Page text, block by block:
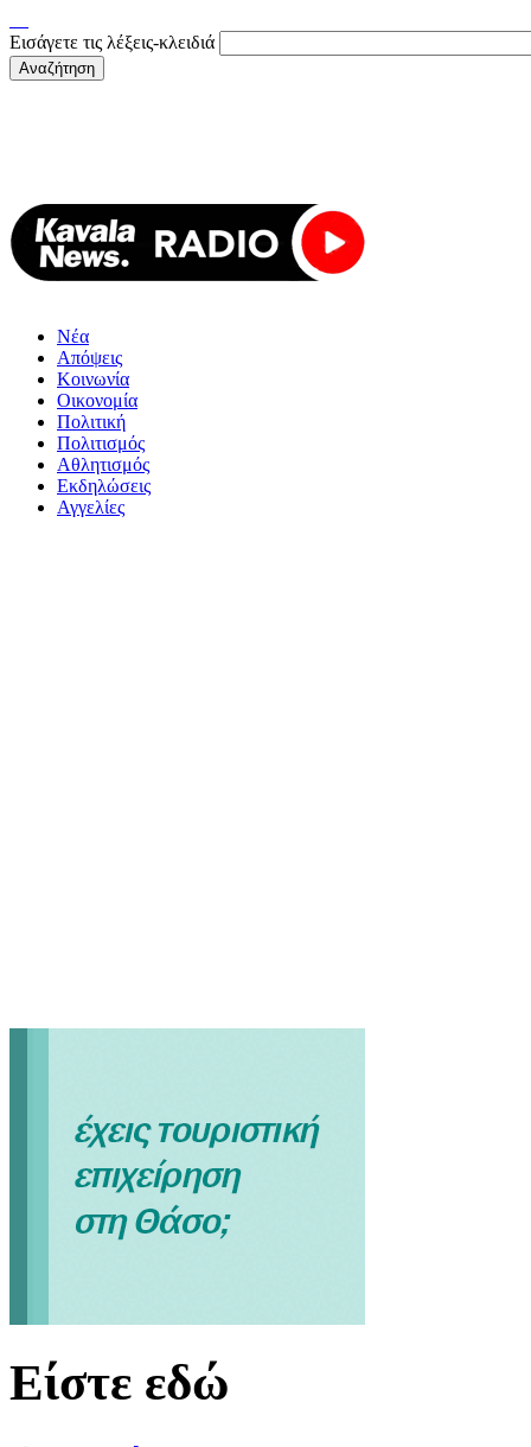
Εισάγετε τις λέξεις-κλειδιά
Νέα
Απόψεις
Κοινωνία
Οικονομία
Πολιτική
Πολιτισμός
Αθλητισμός
Εκδηλώσεις
Αγγελίες
Είστε εδώ